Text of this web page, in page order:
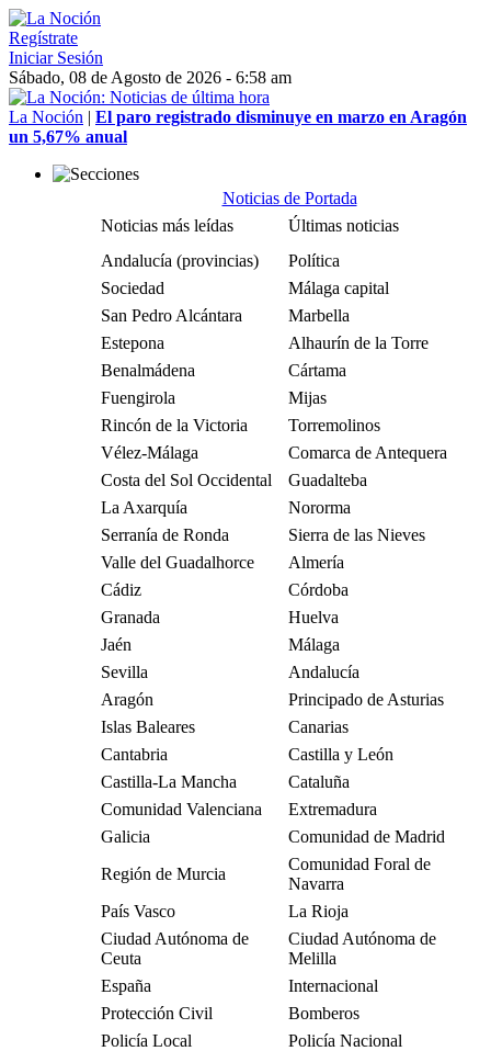
Regístrate
Iniciar Sesión
Sábado, 08 de Agosto de 2026 - 6:58 am
La Noción | El paro registrado disminuye en marzo en Aragón
un 5,67% anual
Noticias de Portada
Noticias más leídas
Últimas noticias
Andalucía (provincias)
Política
Sociedad
Málaga capital
San Pedro Alcántara
Marbella
Estepona
Alhaurín de la Torre
Benalmádena
Cártama
Fuengirola
Mijas
Rincón de la Victoria
Torremolinos
Vélez-Málaga
Comarca de Antequera
Costa del Sol Occidental
Guadalteba
La Axarquía
Nororma
Serranía de Ronda
Sierra de las Nieves
Valle del Guadalhorce
Almería
Cádiz
Córdoba
Granada
Huelva
Jaén
Málaga
Sevilla
Andalucía
Aragón
Principado de Asturias
Islas Baleares
Canarias
Cantabria
Castilla y León
Castilla-La Mancha
Cataluña
Comunidad Valenciana
Extremadura
Galicia
Comunidad de Madrid
Región de Murcia
Comunidad Foral de
Navarra
País Vasco
La Rioja
Ciudad Autónoma de
Ceuta
Ciudad Autónoma de
Melilla
España
Internacional
Protección Civil
Bomberos
Policía Local
Policía Nacional